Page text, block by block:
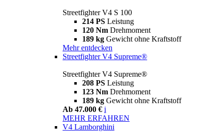
Streetfighter V4 S 100
214 PS Leistung
120 Nm Drehmoment
189 kg Gewicht ohne Kraftstoff
Mehr entdecken
Streetfighter V4 Supreme®
Streetfighter V4 Supreme®
208 PS Leistung
123 Nm Drehmoment
189 kg Gewicht ohne Kraftstoff
Ab 47.000 € i
MEHR ERFAHREN
V4 Lamborghini